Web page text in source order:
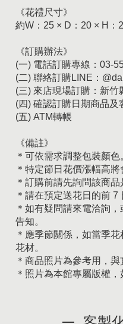
《花禮尺寸》
約W：25 × D：20 × H：
《訂購辦法》
(一) 電話訂購專線：03-
(二) 聯絡訂購LINE：
(三) 來店現場訂購：新竹
(四) 確認訂購日期商品及
(五) ATM轉帳
《備註》
＊可依需求調整包裝顏色
＊特定節日花價漲幅高將
＊訂購前請先詢問該商品
＊請在預定送花日的前 7
＊如有疑問請來電洽詢
告知。
＊應季節關係，如當季
花材。
＊商品照片為參考用，與
＊照片為本館專屬版權